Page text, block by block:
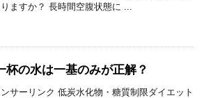
ますか？ 長時間空腹状態に ...
杯の水は一基のみが正解？
サーリンク 低炭水化物・糖質制限ダイエット